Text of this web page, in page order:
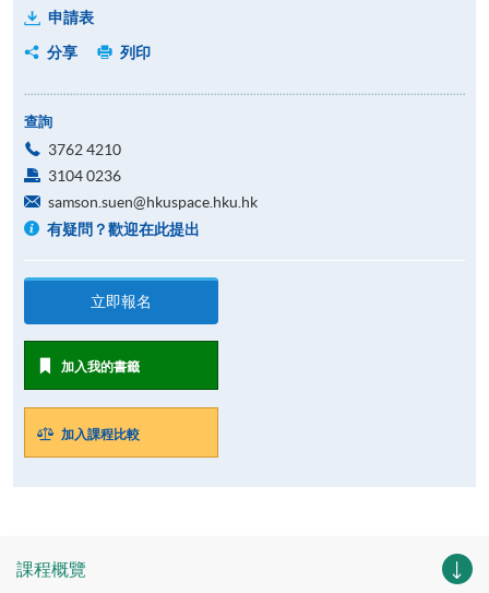
申請表
分享
列印
查詢
3762 4210
3104 0236
samson.suen@hkuspace.hku.hk
有疑問？歡迎在此提出
立即報名
加入我的書籤
加入課程比較
課程概覽